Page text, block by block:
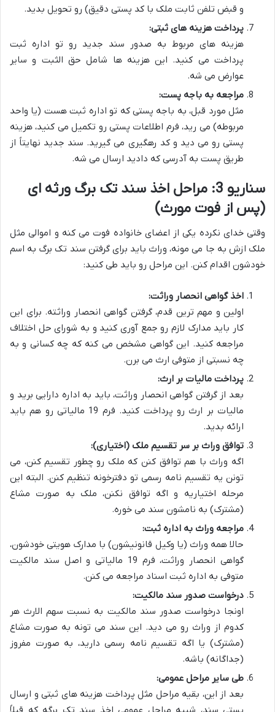
و قبض تلفن ثابت ملک با کد پستی دقیق) رو تحویل بدید.
پرداخت هزینه های ثبتی:
هزینه های مربوط به صدور سند جدید رو تو اداره ثبت
پرداخت می کنید. این هزینه ها شامل حق الثبت و سایر
عوارض می شه.
مراجعه به باجه پست:
مثل مورد قبل، به باجه پستی که تو اداره ثبت هست (یا واحد
مربوطه) می رید، فرم اطلاعات پستی رو تکمیل می کنید، هزینه
پستی رو می دید و کد رهگیری می گیرید. سند جدید نهایتاً از
طریق پست به آدرسی که دادید ارسال می شه.
سناریو 3: مراحل اخذ سند تک برگ ورثه ای
(پس از فوت مورث)
وقتی خدای نکرده یکی از اعضای خانواده فوت می کنه و اموالی مثل
ملک ازش به جا می مونه، وراث باید برای گرفتن سند تک برگ به اسم
خودشون اقدام کنن. این مراحل رو باید طی کنید:
اخذ گواهی انحصار وراثت:
اولین و مهم ترین قدم، گرفتن گواهی انحصار وراثته. برای این
کار باید مدارک لازم رو جمع آوری کنید و به شورای حل اختلاف
مراجعه کنید. این گواهی مشخص می کنه که چه کسانی و به
چه نسبتی از متوفی ارث می برن.
پرداخت مالیات بر ارث:
بعد از گرفتن گواهی انحصار وراثت، باید به اداره دارایی برید و
مالیات بر ارث رو پرداخت کنید. فرم 19 مالیاتی رو هم باید
ارائه بدید.
توافق وراث بر سر تقسیم ملک (اختیاری):
اگه وراث با هم توافق کنن که ملک رو چطور تقسیم کنن، می
تونن یه تقسیم نامه رسمی تو دفترخونه تنظیم کنن. البته این
مرحله اختیاریه و اگه توافق نکنن، ملک به صورت مشاع
(مشترک) به نامشون سند می خوره.
مراجعه وراث به اداره ثبت:
حالا همه وراث (یا وکیل قانونیشون) با مدارک هویتی خودشون،
گواهی انحصار وراثت، فرم 19 مالیاتی و اصل سند مالکیت
متوفی به اداره ثبت اسناد مراجعه می کنن.
درخواست صدور سند مالکیت:
اونجا درخواست صدور سند مالکیت به نسبت سهم الارث هر
کدوم از وراث رو می دید. این سند می تونه به صورت مشاع
(مشترک) یا اگه تقسیم نامه رسمی دارید، به صورت مفروز
(جداگانه) باشه.
طی سایر مراحل عمومی:
بعد از این، بقیه مراحل مثل پرداخت هزینه های ثبتی و ارسال